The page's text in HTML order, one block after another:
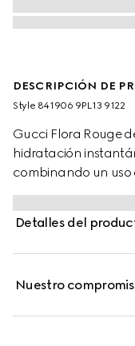
DESCRIPCIÓN DE
Style ‎841906 9PL13 9122
Gucci Flora Rouge
hidratación
combinando un
brillo. Formulado
cremosa realza la
labios con un
de la Casa.
Detalles del
Nuestro